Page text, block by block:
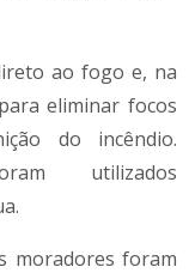
ao fogo e, na
eliminar focos
do incêndio.
utilizados
moradores foram